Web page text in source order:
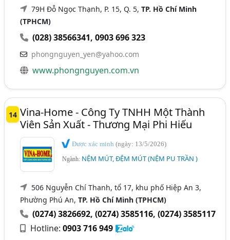
79H Đỗ Ngọc Thạnh, P. 15, Q. 5,TP. Hồ Chí Minh
(TPHCM)
(028) 38566341,0903 696 323
phongnguyen_yen@yahoo.com
www.phongnguyen.com.vn
14 Vina-Home - Công Ty TNHH Một Thành
Viên Sản Xuất - Thương Mại Phi Hiếu
Được xác minh(ngày: 13/5/2026)
Ngành: NỆM MÚT, ĐỆM MÚT (NỆM PU TRẦN )
506 Nguyễn Chí Thanh, tổ 17, khu phố Hiệp An 3,
Phường Phú An,TP. Hồ Chí Minh (TPHCM)
(0274) 3826692,(0274) 3585116,(0274) 3585117
Hotline:0903 716 949